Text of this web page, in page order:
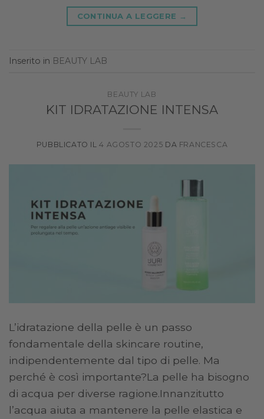
CONTINUA A LEGGERE →
Inserito in BEAUTY LAB
BEAUTY LAB
KIT IDRATAZIONE INTENSA
PUBBLICATO IL4 AGOSTO 2025 DA FRANCESCA
L’idratazione della pelle è un passo
fondamentale della skincare routine,
indipendentemente dal tipo di pelle. Ma
perché è così importante?La pelle ha bisogno
di acqua per diverse ragione.Innanzitutto
l’acqua aiuta a mantenere la pelle elastica e